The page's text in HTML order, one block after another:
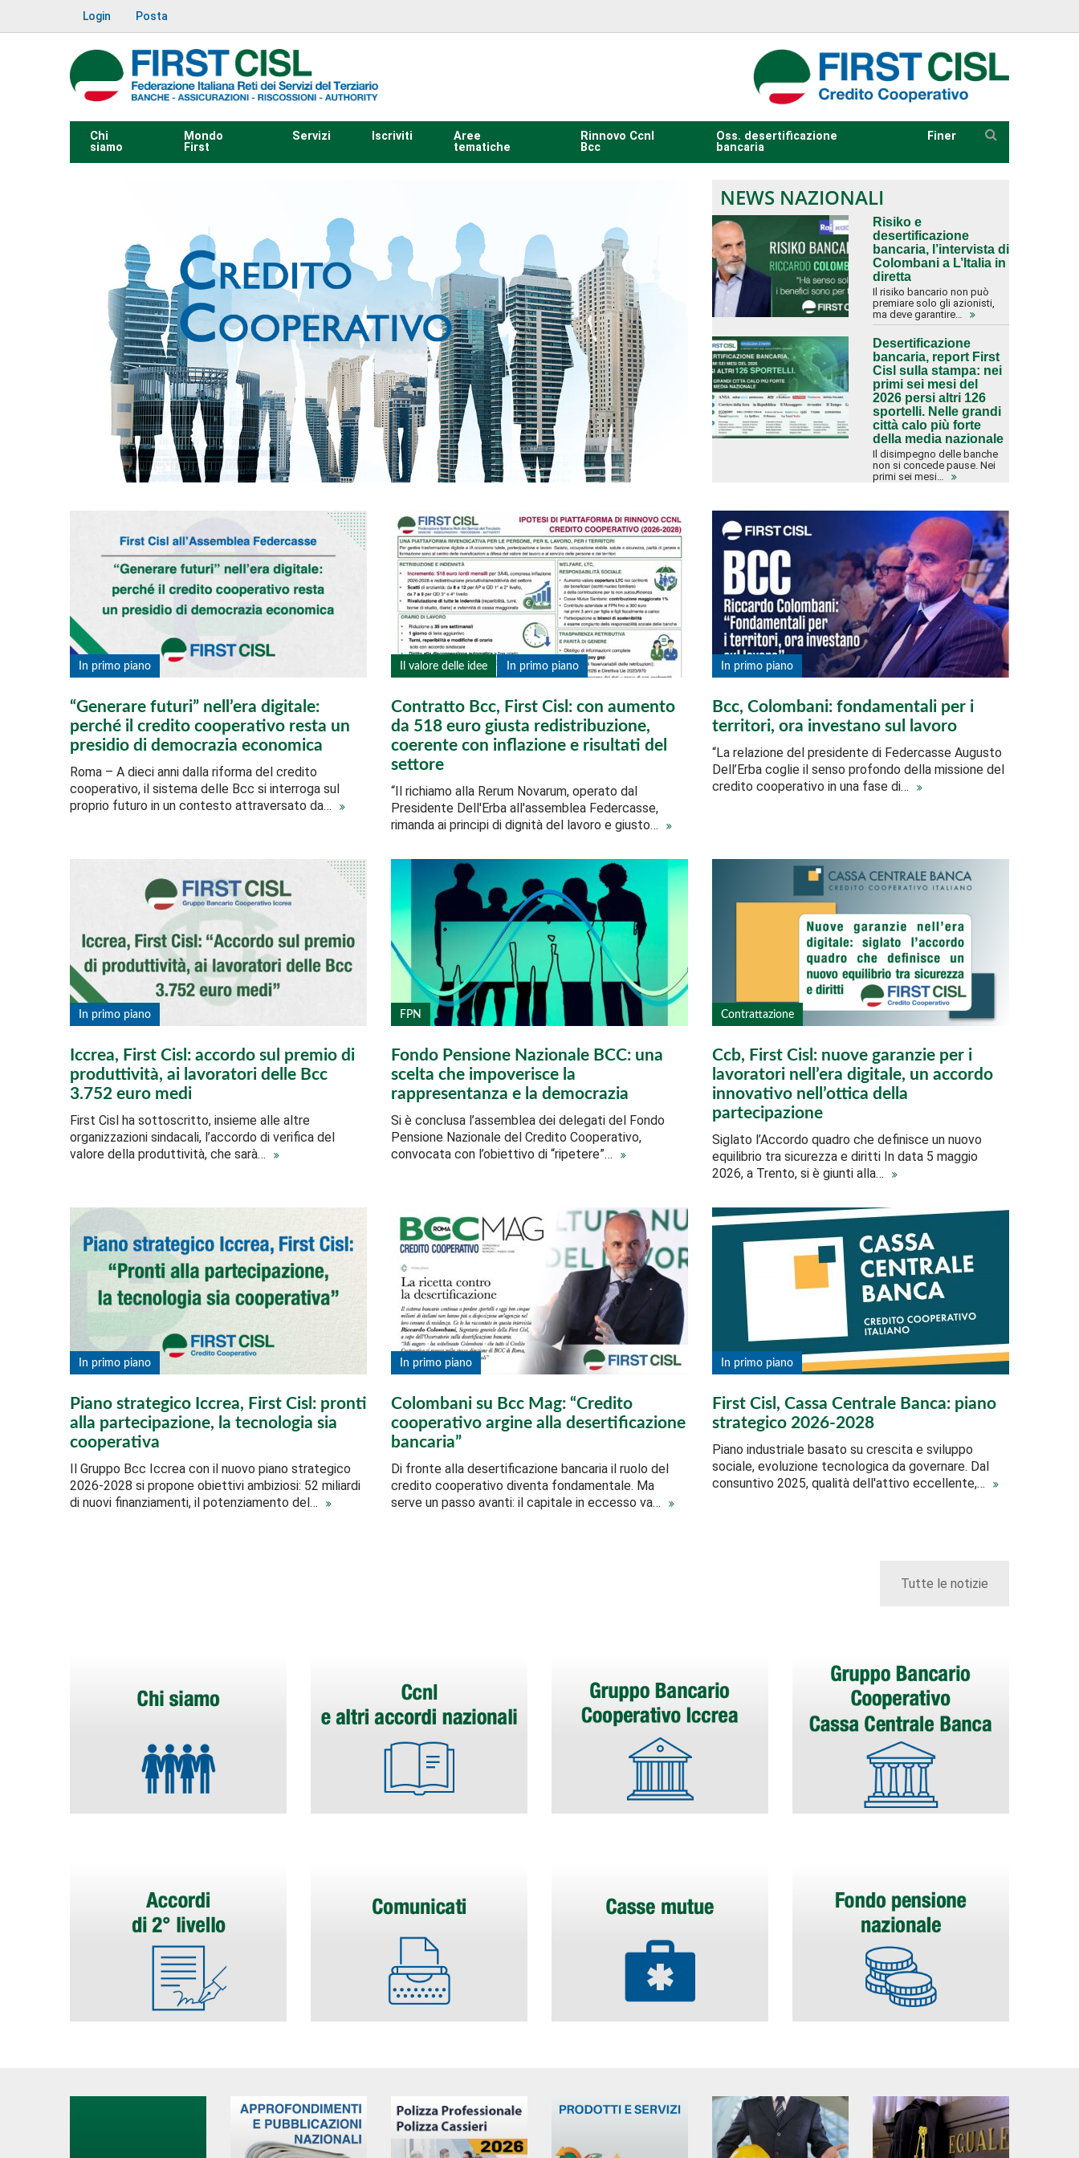
Login Posta
Chi
siamo
Mondo
First
Servizi Iscriviti
Aree
tematiche
Rinnovo Ccnl
Bcc
Oss. desertificazione
bancaria
Finer
NEWS NAZIONALI
Risiko e
desertificazione
bancaria, l’intervista di
Colombani a L’Italia in
diretta
Il risiko bancario non può
premiare solo gli azionisti,
ma deve garantire…
Desertificazione
bancaria, report First
Cisl sulla stampa: nei
primi sei mesi del
2026 persi altri 126
sportelli. Nelle grandi
città calo più forte
della media nazionale
Il disimpegno delle banche
non si concede pause. Nei
primi sei mesi…
In primo piano
“Generare futuri” nell’era digitale:
perché il credito cooperativo resta un
presidio di democrazia economica
Roma – A dieci anni dalla riforma del credito
cooperativo, il sistema delle Bcc si interroga sul
proprio futuro in un contesto attraversato da…
Il valore delle idee In primo piano
Contratto Bcc, First Cisl: con aumento
da 518 euro giusta redistribuzione,
coerente con inflazione e risultati del
settore
“Il richiamo alla Rerum Novarum, operato dal
Presidente Dell'Erba all'assemblea Federcasse,
rimanda ai principi di dignità del lavoro e giusto…
In primo piano
Bcc, Colombani: fondamentali per i
territori, ora investano sul lavoro
“La relazione del presidente di Federcasse Augusto
Dell’Erba coglie il senso profondo della missione del
credito cooperativo in una fase di…
In primo piano
Iccrea, First Cisl: accordo sul premio di
produttività, ai lavoratori delle Bcc
3.752 euro medi
First Cisl ha sottoscritto, insieme alle altre
organizzazioni sindacali, l’accordo di verifica del
valore della produttività, che sarà…
FPN
Fondo Pensione Nazionale BCC: una
scelta che impoverisce la
rappresentanza e la democrazia
Si è conclusa l’assemblea dei delegati del Fondo
Pensione Nazionale del Credito Cooperativo,
convocata con l’obiettivo di “ripetere”…
Contrattazione
Ccb, First Cisl: nuove garanzie per i
lavoratori nell’era digitale, un accordo
innovativo nell’ottica della
partecipazione
Siglato l’Accordo quadro che definisce un nuovo
equilibrio tra sicurezza e diritti In data 5 maggio
2026, a Trento, si è giunti alla…
In primo piano
Piano strategico Iccrea, First Cisl: pronti
alla partecipazione, la tecnologia sia
cooperativa
Il Gruppo Bcc Iccrea con il nuovo piano strategico
2026-2028 si propone obiettivi ambiziosi: 52 miliardi
di nuovi finanziamenti, il potenziamento del…
In primo piano
Colombani su Bcc Mag: “Credito
cooperativo argine alla desertificazione
bancaria”
Di fronte alla desertificazione bancaria il ruolo del
credito cooperativo diventa fondamentale. Ma
serve un passo avanti: il capitale in eccesso va…
In primo piano
First Cisl, Cassa Centrale Banca: piano
strategico 2026-2028
Piano industriale basato su crescita e sviluppo
sociale, evoluzione tecnologica da governare. Dal
consuntivo 2025, qualità dell'attivo eccellente,…
Tutte le notizie